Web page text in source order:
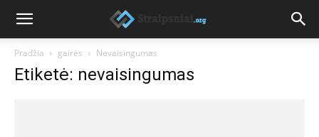
Pradžia gairės Nevaisingumas
Etiketė: nevaisingumas